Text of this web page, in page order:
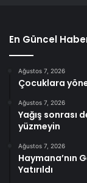
En Güncel
Ağustos 7, 2026
Çocuklara
Ağustos 7, 2026
Yağış sonrası
yüzmeyin
Ağustos 7, 2026
Haymana’nın
Yatırıldı